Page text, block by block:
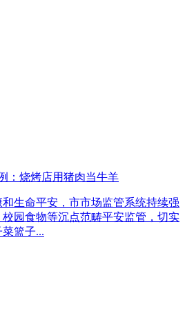
：烧烤店用猪肉当牛羊
生命平安，市市场监管系统持续强
园食物等沉点范畴平安监管，切实
篮子...